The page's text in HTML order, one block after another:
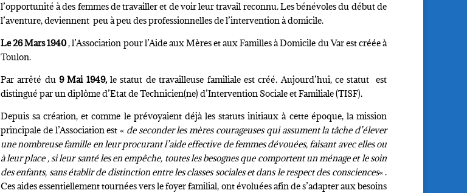
l’opportunité à des femmes de travailler et de voir leur travail reconnu. Les bénévoles du début de
l’aventure, deviennent peu à peu des professionnelles de l’intervention à domicile.
Le 26 Mars 1940, l’Association pour l’Aide aux Mères et aux Familles à Domicile du Var est créée à
Toulon.
Par arrêté du9 Mai 1949,le statut de travailleuse familiale est créé. Aujourd’hui, ce statut est
distingué par un diplôme d’Etat de Technicien(ne) d’Intervention Sociale et Familiale (TISF).
Depuis sa création, et comme le prévoyaient déjà les statuts initiaux à cette époque, la mission
principale de l’Association est « de seconder les mères courageuses qui assument la tâche d’élever
une nombreuse famille en leur procurant l’aide effective de femmes dévouées, faisant avec elles ou
à leur place , si leur santé les en empêche, toutes les besognes que comportent un ménage et le soin
des enfants, sans établir de distinction entre les classes sociales et dans le respect des consciences« .
Ces aides essentiellement tournées vers le foyer familial, ont évoluées afin de s’adapter aux besoins